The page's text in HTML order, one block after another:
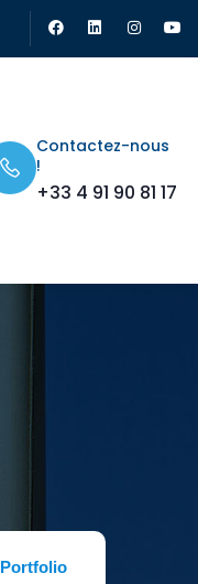
Contactez-nous
!
+33 4 91 90 81 17
Portfolio